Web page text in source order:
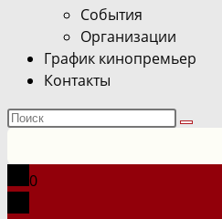
События
Организации
График кинопремьер
Контакты
Поиск
сайте
0